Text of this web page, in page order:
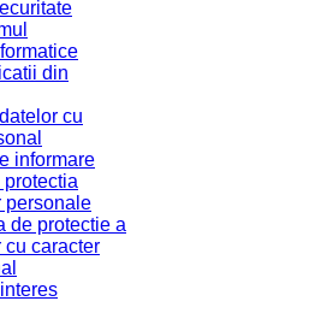
din
cu
informare
protectia
personale
de protectie a
cu caracter